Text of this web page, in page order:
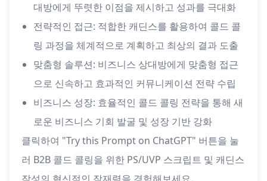
대방에게 뚜렷한 이점을 제시하고 성과를 극대화
전략적인 접근: 적합한 캐딘스를 활용하여 콜드 콜
링 과정을 체계적으로 계획하고 최상의 결과 도출
맞춤형 솔루션: 비즈니스 상대방에게 맞춤형 접근
으로 신속하고 효과적인 커뮤니케이션 전략 수립
비즈니스 성장: 효율적인 콜드 콜링 전략을 통해 새
로운 비즈니스 기회 발굴 및 성장 기반 강화
클릭하여 "Try this Prompt on ChatGPT" 버튼을 눌
러 B2B 콜드 콜링을 위한 PS/UVP 스크립트 및 캐딘스